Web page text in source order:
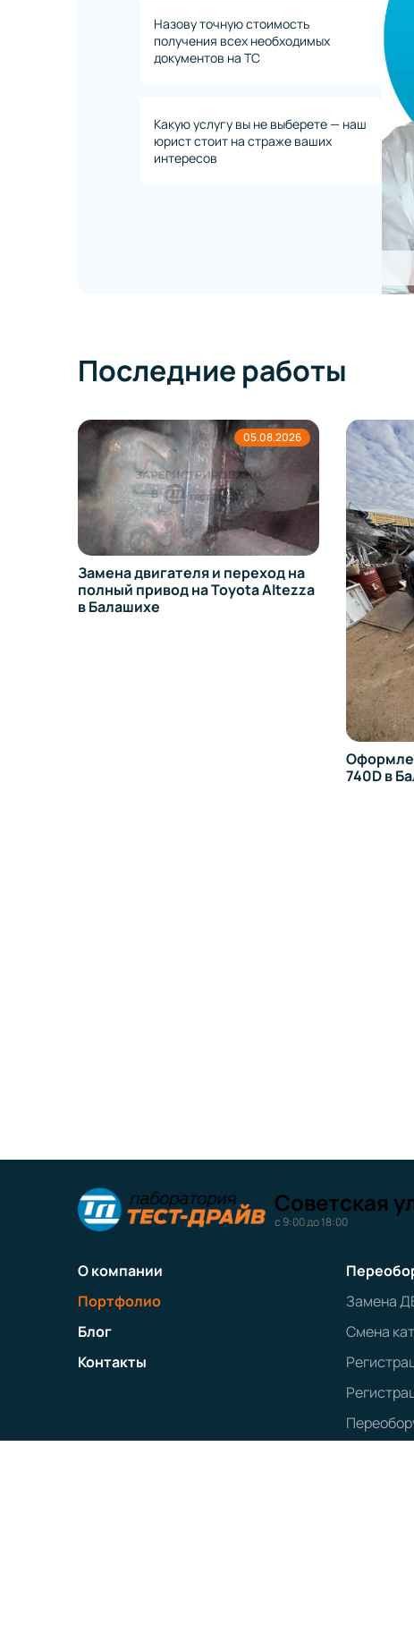
Назову точную стоимость
получения всех необходимых
документов на ТС
Какую услугу вы не выберете — наш
юрист стоит на страже ваших
интересов
Последние работы
05.08.2026
Замена двигателя и переход на
полный привод на Toyota Altezza
в Балашихе
740D в
Советская
с 9:00 до 18:00
О компании
Портфолио
Блог
Контакты
Замена
Смена